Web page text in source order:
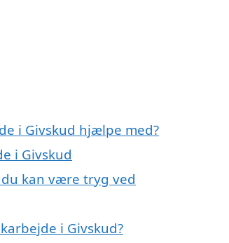
i Givskud hjælpe med?
i Givskud
kan være tryg ved
i Givskud?